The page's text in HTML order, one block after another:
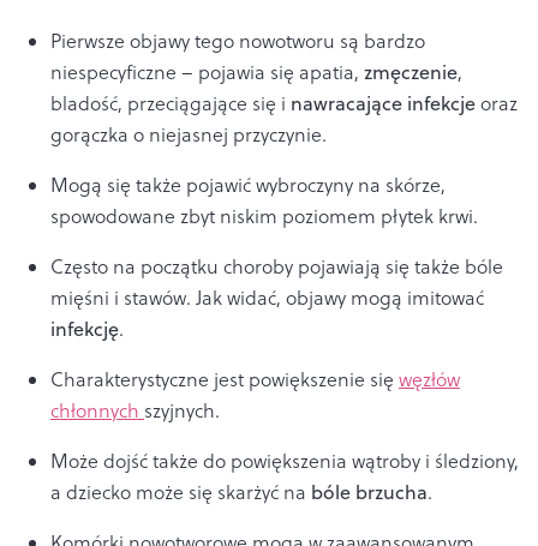
Pierwsze objawy tego nowotworu są bardzo
niespecyficzne – pojawia się apatia, zmęczenie,
bladość, przeciągające się i nawracające infekcjeoraz
gorączka o niejasnej przyczynie.
Mogą się także pojawić wybroczyny na skórze,
spowodowane zbyt niskim poziomem płytek krwi.
Często na początku choroby pojawiają się także bóle
mięśni i stawów. Jak widać, objawy mogą imitować
infekcję.
Charakterystyczne jest powiększenie się węzłów
chłonnych szyjnych.
Może dojść także do powiększenia wątroby i śledziony,
a dziecko może się skarżyć na bóle brzucha.